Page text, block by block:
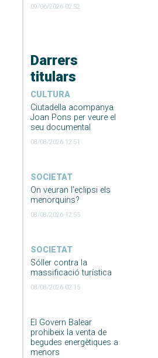
09/06/2026 02:52
Darrers
titulars
CULTURA
Ciutadella acompanya
Joan Pons per veure el
seu documental
08/08/2026 12:51
SOCIETAT
On veuran l’eclipsi els
menorquins?
08/08/2026 12:55
SOCIETAT
Sóller contra la
massificació turística
08/08/2026 02:15
El Govern Balear
prohibeix la venta de
begudes energètiques a
menors